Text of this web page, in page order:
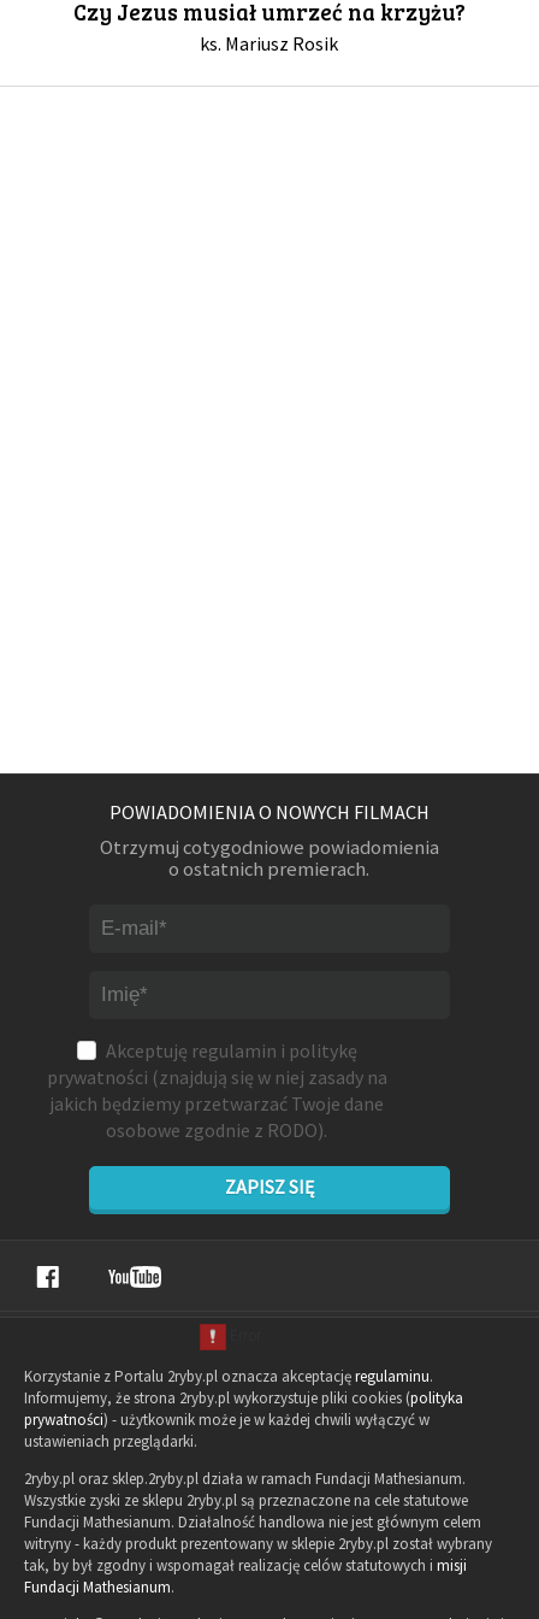
Czy Jezus musiał umrzeć na krzyżu?
ks. Mariusz Rosik
POWIADOMIENIA O NOWYCH FILMACH
Otrzymuj cotygodniowe powiadomienia
o ostatnich premierach.
Akceptuję regulamin i politykę
prywatności (znajdują się w niej zasady na
jakich będziemy przetwarzać Twoje dane
osobowe zgodnie z RODO).
ZAPISZ SIĘ
Korzystanie z Portalu 2ryby.pl oznacza akceptacjęregulaminu.
Informujemy, że strona 2ryby.pl wykorzystuje pliki cookies (polityka
prywatności) - użytkownik może je w każdej chwili wyłączyć w
ustawieniach przeglądarki.
2ryby.pl oraz sklep.2ryby.pl działa w ramach Fundacji Mathesianum.
Wszystkie zyski ze sklepu 2ryby.pl są przeznaczone na cele statutowe
Fundacji Mathesianum. Działalność handlowa nie jest głównym celem
witryny - każdy produkt prezentowany w sklepie 2ryby.pl został wybrany
tak, by był zgodny i wspomagał realizację celów statutowych i misji
Fundacji Mathesianum.